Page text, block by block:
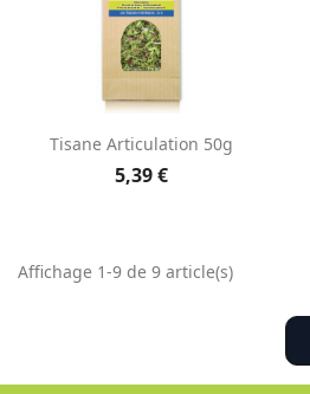
Tisane Articulation 50g
5,39 €
Affichage 1-9 de 9 article(s)